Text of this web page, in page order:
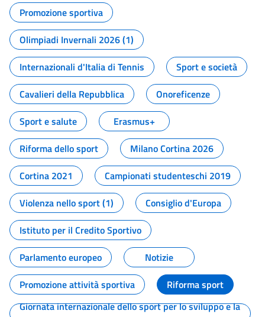
Promozione sportiva
Olimpiadi Invernali 2026 (1)
Internazionali d'Italia di Tennis
Sport e società
Cavalieri della Repubblica
Onoreficenze
Sport e salute
Erasmus+
Riforma dello sport
Milano Cortina 2026
Cortina 2021
Campionati studenteschi 2019
Violenza nello sport (1)
Consiglio d'Europa
Istituto per il Credito Sportivo
Parlamento europeo
Notizie
Promozione attività sportiva
Riforma sport
Giornata internazionale dello sport per lo sviluppo e la